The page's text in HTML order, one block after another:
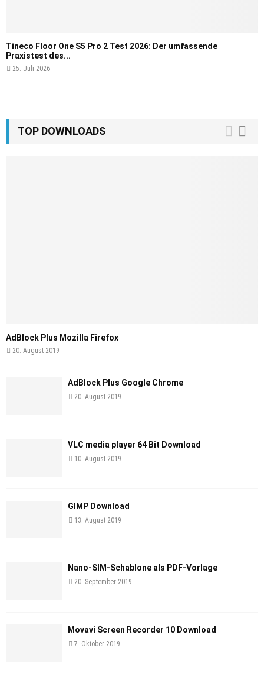
Tineco Floor One S5 Pro 2 Test 2026: Der umfassende
Praxistest des...
25. Juli 2026
TOP DOWNLOADS
AdBlock Plus Mozilla Firefox
20. August 2019
AdBlock Plus Google Chrome
20. August 2019
VLC media player 64 Bit Download
10. August 2019
GIMP Download
13. August 2019
Nano-SIM-Schablone als PDF-Vorlage
20. September 2019
Movavi Screen Recorder 10 Download
7. Oktober 2019